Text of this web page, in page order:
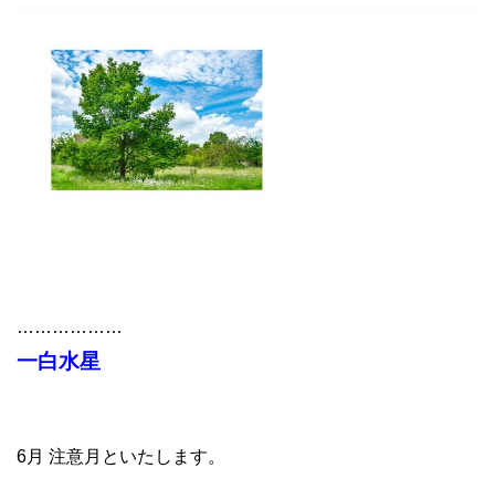
………………
一白水星
6月 注意月といたします。